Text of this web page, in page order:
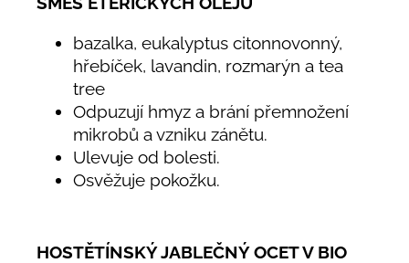
bazalka, eukalyptus citonnovonný,
hřebíček, lavandin, rozmarýn a tea
tree
Odpuzují hmyz a brání přemnožení
mikrobů a vzniku zánětu.
Ulevuje od bolesti.
Osvěžuje pokožku.
HOSTĚTÍNSKÝ JABLEČNÝ OCET V BIO